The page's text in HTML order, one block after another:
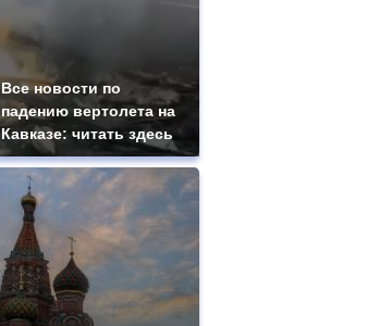
Все новости по
падению вертолета на
Кавказе: читать здесь